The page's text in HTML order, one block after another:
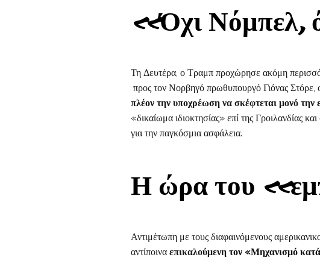
«Όχι Νόμπελ,
Τη Δευτέρα, ο Τραμπ προχώρησε ακόμη
προς τον Νορβηγό πρωθυπουργό Γιόνας
πλέον την υποχρέωση να σκέφτεται μονό την
«δικαίωμα ιδιοκτησίας» επί της Γροιλανδίας
για την παγκόσμια ασφάλεια.
Η ώρα του
Αντιμέτωπη με τους διαφαινόμενους
αντίποιναεπικαλούμενη τον «Μηχανισμό